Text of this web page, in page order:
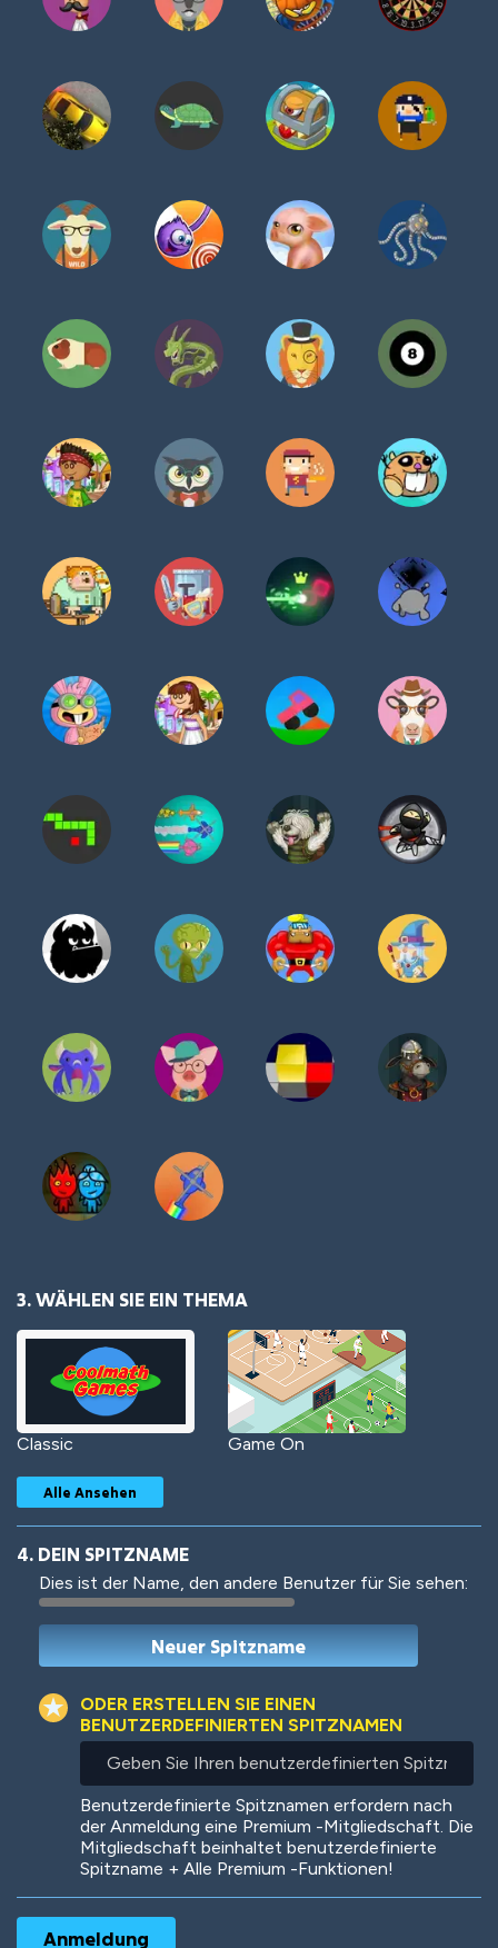
3. WÄHLEN SIE EIN THEMA
Classic Game On
Woof Jungle Cats
Colorful
Alle Ansehen
4. DEIN SPITZNAME
Dies ist der Name, den andere Benutzer für Sie sehen:
ODER ERSTELLEN SIE EINEN
BENUTZERDEFINIERTEN SPITZNAMEN
benutzerdefinierten
Spitznamen
Benutzerdefinierte Spitznamen erfordern nach
der Anmeldung eine Premium -Mitgliedschaft. Die
Mitgliedschaft beinhaltet benutzerdefinierte
Spitzname + Alle Premium -Funktionen!